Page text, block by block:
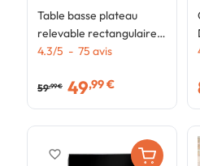
Table basse plateau
relevable rectangulaire
DETROIT 100 cm et
design industriel
4.3/5 - 75 avis
59,99 € 49,99 €
favorite_border